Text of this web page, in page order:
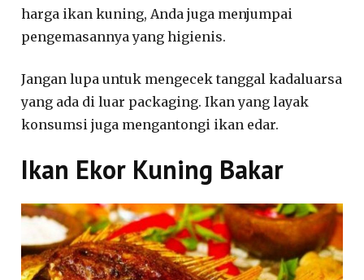
harga ikan kuning, Anda juga menjumpai
pengemasannya yang higienis.
Jangan lupa untuk mengecek tanggal kadaluarsa
yang ada di luar packaging. Ikan yang layak
konsumsi juga mengantongi ikan edar.
Ikan Ekor Kuning Bakar